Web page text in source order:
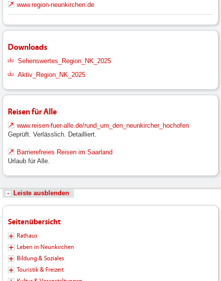
www.region-neunkirchen.de
Downloads
Sehenswertes_Region_NK_2025
Aktiv_Region_NK_2025
Reisen für Alle
www.reisen-fuer-alle.de/rund_um_den_neunkircher_hochofen
Geprüft. Verlässlich. Detailliert.
Barrierefreies Reisen im Saarland
Urlaub für Alle.
Leiste ausblenden
Seitenübersicht
Rathaus
Leben in Neunkirchen
Bildung & Soziales
Touristik & Freizeit